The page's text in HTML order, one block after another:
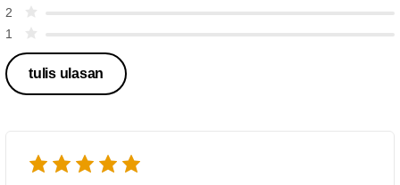
2
1
tulis ulasan